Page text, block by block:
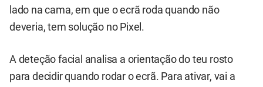
lado na cama, em que o ecrã roda quando não
deveria, tem solução no Pixel.
A deteção facial analisa a orientação do teu rosto
para decidir quando rodar o ecrã. Para ativar, vai a